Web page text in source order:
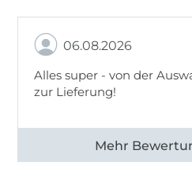
06.08.2026
Alles super - von der
zur Lieferung!
Alle 82968